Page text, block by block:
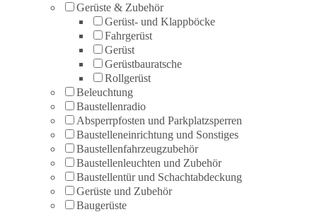
Gerüste & Zubehör
Gerüst- und Klappböcke
Fahrgerüst
Gerüst
Gerüstbauratsche
Rollgerüst
Beleuchtung
Baustellenradio
Absperrpfosten und Parkplatzsperren
Baustelleneinrichtung und Sonstiges
Baustellenfahrzeugzubehör
Baustellenleuchten und Zubehör
Baustellentür und Schachtabdeckung
Gerüste und Zubehör
Baugerüste